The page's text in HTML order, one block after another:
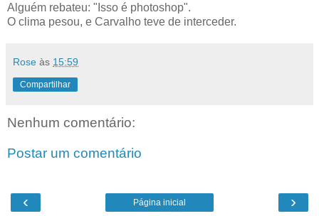
Alguém rebateu: "Isso é photoshop".
O clima pesou, e Carvalho teve de interceder.
Rose às 15:59
Compartilhar
Nenhum comentário:
Postar um comentário
‹ ›
Página inicial